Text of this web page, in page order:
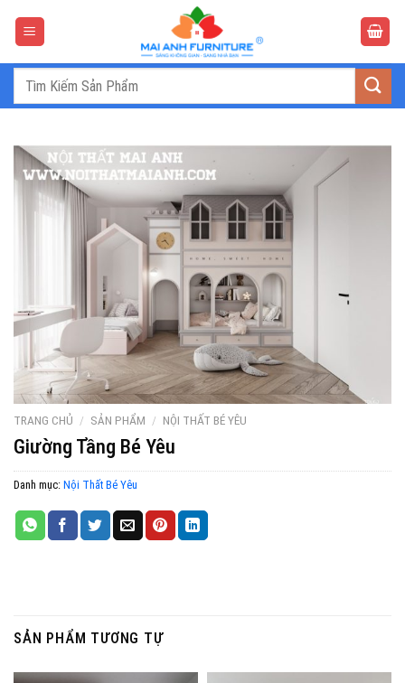
Tìm
TRANG CHỦ / SẢN PHẨM / NỘI THẤT BÉ YÊU
Giường Tầng Bé Yêu
Danh mục: Nội Thất Bé Yêu
SẢN PHẨM TƯƠNG TỰ